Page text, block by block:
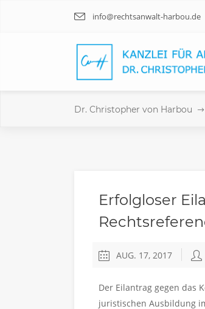
info@rechtsanwalt-harbou.de
Dr. Christopher von Harbou
Erfolgloser
AUG. 17, 2017
Der Eilantrag gegen das
juristischen Ausbildung